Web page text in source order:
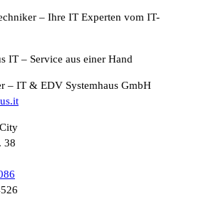
– Ihre IT Experten vom IT-
IT – Service aus einer Hand
– IT & EDV Systemhaus GmbH
38